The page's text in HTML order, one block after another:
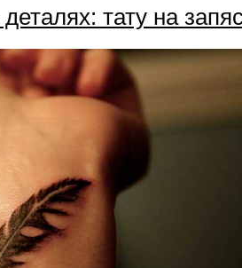
тату на